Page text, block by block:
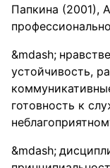
Папкина (2001),
устойчивость,
готовность к